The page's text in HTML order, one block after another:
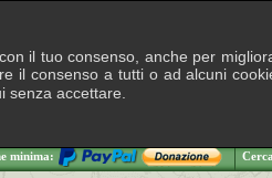
minima:
il tuo consenso, anche per
il consenso a tutti o ad alcuni
senza accettare.